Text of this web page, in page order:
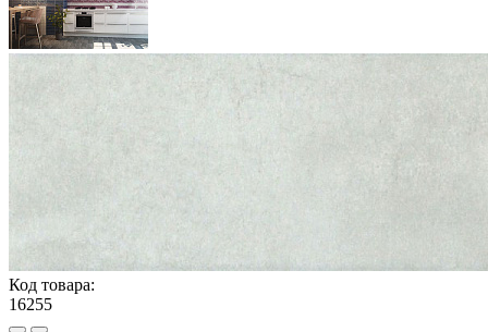
Код товара:
16255